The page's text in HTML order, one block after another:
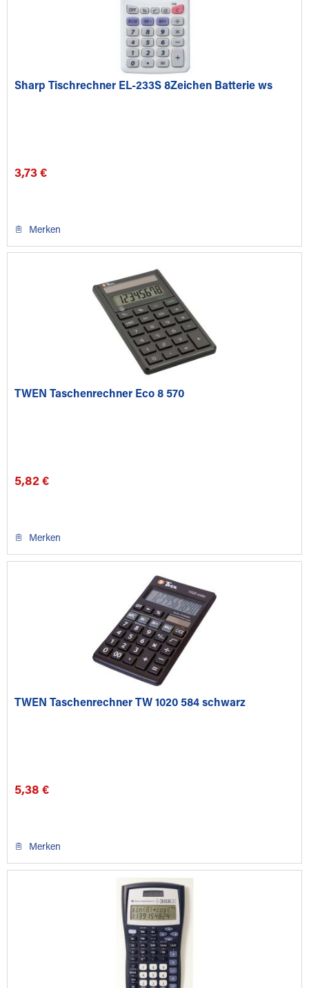
Sharp Tischrechner EL-233S 8Zeichen Batterie ws
3,73 €
Merken
TWEN Taschenrechner Eco 8 570
5,82 €
Merken
TWEN Taschenrechner TW 1020 584 schwarz
5,38 €
Merken